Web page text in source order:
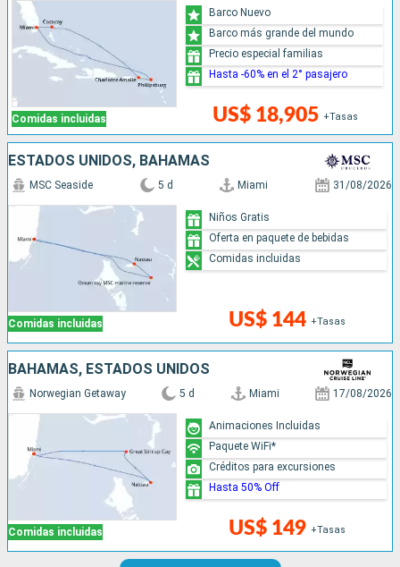
Comidas incluidas US$ 18,905 +Tasas
Barco Nuevo
Barco más grande del mundo
Precio especial familias
Hasta -60% en el 2° pasajero
ESTADOS UNIDOS, BAHAMAS
Comidas incluidas
MSC Seaside 5 d Miami 31/08/2026
US$ 144 +Tasas
Niños Gratis
Oferta en paquete de bebidas
Comidas incluidas
BAHAMAS, ESTADOS UNIDOS
Comidas incluidas
Norwegian Getaway 5 d Miami 17/08/2026
US$ 149 +Tasas
Animaciones Incluidas
Paquete WiFi*
Créditos para excursiones
Hasta 50% Off